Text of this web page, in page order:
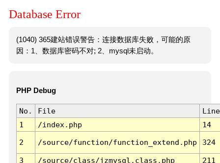
Database Error
(1040) 365建站错误警告：连接数据库失败，可能的原
因：1、数据库密码不对; 2、mysql未启动。
PHP Debug
No. File
Line
1
/index.php 14
2 /source/function/function_extend.php 324
3 /source/class/jzmysql.class.php
211